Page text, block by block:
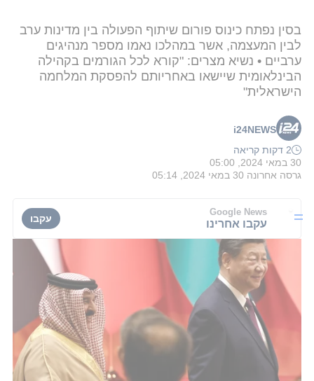
בסין נפתח כינוס פורום שיתוף הפעולה בין מדינות ערב
לבין המעצמה, אשר במהלכו נאמו מספר מנהיגים
ערביים • נשיא מצרים: "קורא לכל הגורמים בקהילה
הבינלאומית שיישאו באחריותם להפסקת המלחמה
הישראלית"
i24NEWS
2 דקות קריאה
30 במאי 2024, 05:00
גרסה אחרונה 30 במאי 2024, 05:14
Google News
עקבו אחרינו עקבו